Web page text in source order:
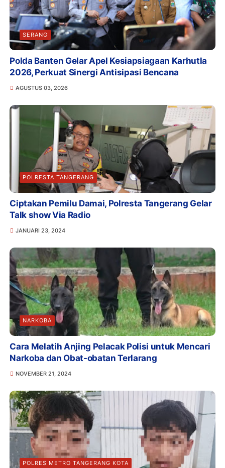
SERANG
Polda Banten Gelar Apel Kesiapsiagaan Karhutla
2026, Perkuat Sinergi Antisipasi Bencana
AGUSTUS 03, 2026
POLRESTA TANGERANG
Ciptakan Pemilu Damai, Polresta Tangerang Gelar
Talk show Via Radio
JANUARI 23, 2024
NARKOBA
Cara Melatih Anjing Pelacak Polisi untuk Mencari
Narkoba dan Obat-obatan Terlarang
NOVEMBER 21, 2024
POLRES METRO TANGERANG KOTA